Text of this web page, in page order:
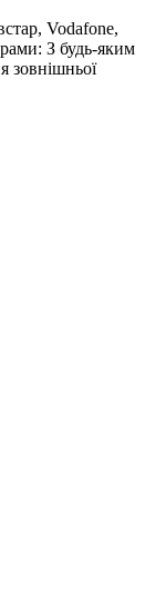
Vodafone,
З будь-яким
зовнішньої